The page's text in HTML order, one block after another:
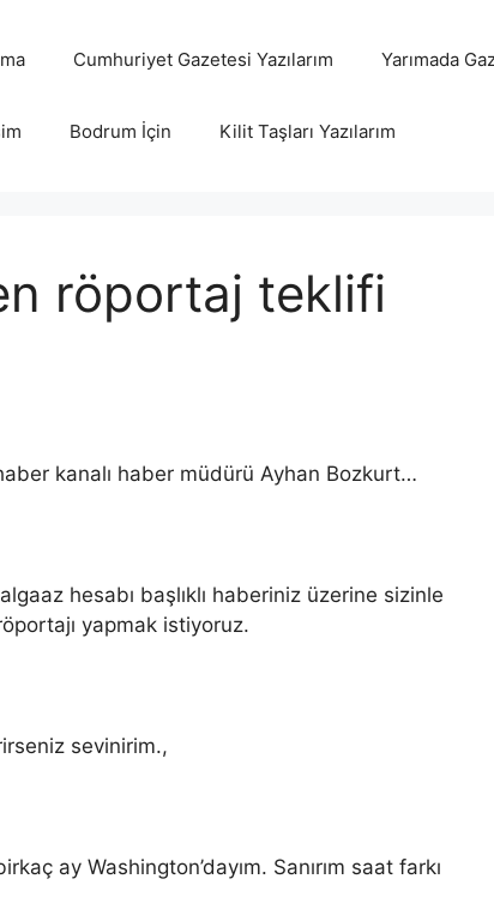
Cumhuriyet Gazetesi Yazılarım Yarımada
Bodrum İçin Kilit Taşları Yazılarım
röportaj teklifi
kanalı haber müdürü Ayhan Bozkurt…
hesabı başlıklı haberiniz üzerine sizinle
yapmak istiyoruz.
sevinirim.,
ay Washington’dayım. Sanırım saat farkı